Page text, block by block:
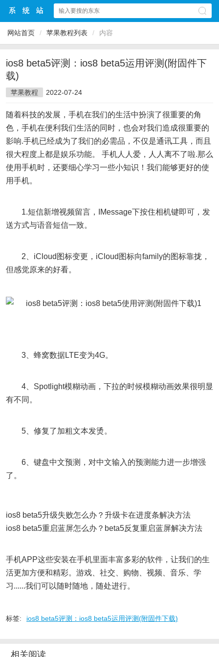
网站首页 / 苹果教程列表 / 内容
ios8 beta5评测：ios8 beta5运用评测(附固件下
载)
苹果教程 2022-07-24
随着科技的发展，手机在我们的生活中扮演了很重要的角
色，手机在便利我们生活的同时，也会对我们造成很重要的
影响.手机已经成为了我们的必需品，不仅是通讯工具，而且
很大程度上都是娱乐功能。 手机人人爱，人人离不了啦.那么
使用手机时，还要细心学习一些小知识！我们能够更好的使
用手机。
1.短信新增视频留言，IMessage下按住相机键即可，发
送方式与语音短信一致。
2、iCloud图标变更，iCloud图标向family的图标靠拢，
但感觉原来的好看。
3、蜂窝数据LTE变为4G。
4、Spotlight模糊动画，下拉的时候模糊动画效果很明显
有不同。
5、修复了加粗文本发烫。
6、键盘中文预测，对中文输入的预测能力进一步增强
了。
ios8 beta5升级失败怎么办？升级卡在进度条解决方法
ios8 beta5重启蓝屏怎么办？beta5反复重启蓝屏解决方法
手机APP这些安装在手机里面丰富多彩的软件，让我们的生
活更加方便和精彩。游戏、社交、购物、视频、音乐、学
习......我们可以随时随地，随处进行。
标签: ios8 beta5评测：ios8 beta5运用评测(附固件下载)
相关阅读